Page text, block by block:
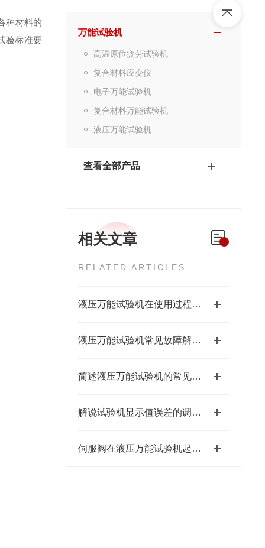
万能试验机
高温原位疲劳试验机
复合材料应变仪
电子万能试验机
复合材料万能试验机
液压万能试验机
查看全部产品
相关文章
RELATED ARTICLES
液压万能试验机在使用过程中的常见问题相应解决方案分享
液压万能试验机常见故障解决方法
简述液压万能试验机的常见故障相应解决方法
解说试验机显示值误差的调整问题
伺服阀在液压万能试验机起到什么作用？
种材料的
验标准要